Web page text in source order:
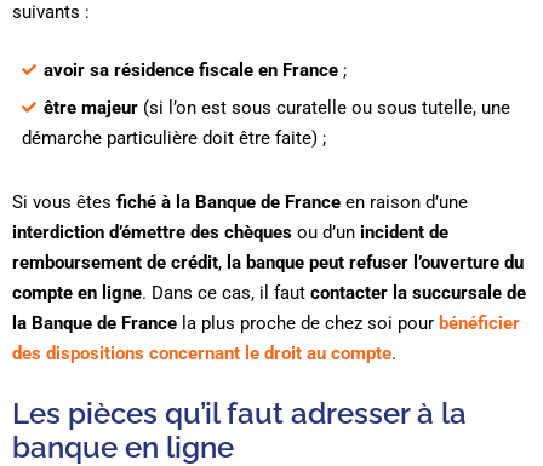
suivants :
avoir sa résidence fiscale en France;
être majeur(si l’on est sous curatelle ou sous tutelle, une
démarche particulière doit être faite) ;
Si vous êtes fiché à la Banque de France en raison d’une
interdiction d’émettre des chèques ou d’un incident de
remboursement de crédit, la banque peut refuser l’ouverture du
compte en ligne. Dans ce cas, il faut contacter la succursale de
la Banque de France la plus proche de chez soi pour bénéficier
des dispositions concernant le droit au compte.
Les pièces qu’il faut adresser à la
banque en ligne